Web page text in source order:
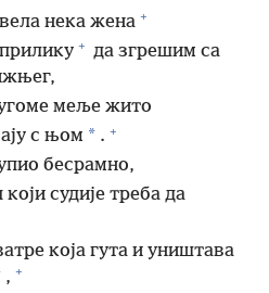
нека жена +
+ да згрешим са
меље жито
с њом * . +
бесрамно,
судије треба да
која гута и уништава
, +